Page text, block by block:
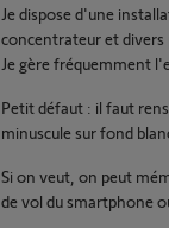
Je dispose d'une
concentrateur et divers
Je gère fréquemment
Petit défaut : il faut
minuscule sur fond
Si on veut, on peut
de vol du smartphone